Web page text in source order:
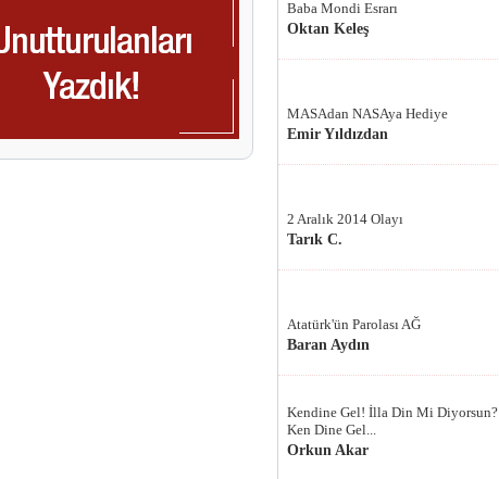
Baba Mondi Esrarı
Oktan Keleş
MASAdan NASAya Hediye
Emir Yıldızdan
2 Aralık 2014 Olayı
Tarık C.
Atatürk'ün Parolası AĞ
Baran Aydın
Kendine Gel! İlla Din Mi Diyorsun?
Ken Dine Gel...
Orkun Akar